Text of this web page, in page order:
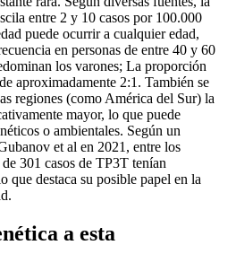
entre 2 y 10 casos por 100.000
puede ocurrir a cualquier edad,
en personas de entre 40 y 60
los varones; La proporción
aproximadamente 2:1. También se
regiones (como América del Sur) la
mayor, lo que puede
o ambientales. Según un
et al en 2021, entre los
301 casos de TP3T tenían
que destaca su posible papel en la
a esta